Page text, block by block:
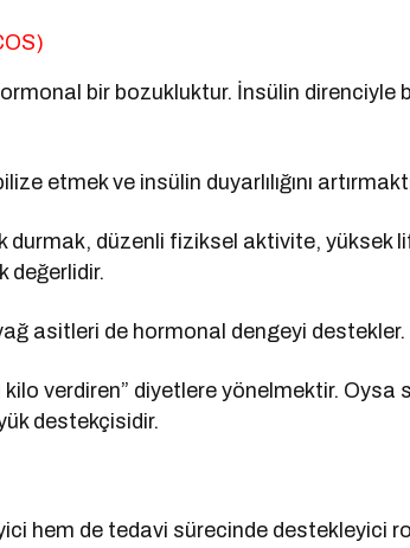
bir bozukluktur. İnsülin direnciyle
etmek ve insülin duyarlılığını
düzenli fiziksel aktivite, yüksek
değerlidir.
asitleri de hormonal dengeyi destekler.
kilo verdiren” diyetlere yönelmektir.
destekçisidir.
hem de tedavi sürecinde destekleyici